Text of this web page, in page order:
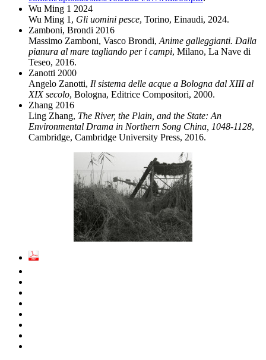
Wu Ming 1 2024
Wu Ming 1, Gli uomini pesce, Torino, Einaudi, 2024.
Zamboni, Brondi 2016
Massimo Zamboni, Vasco Brondi, Anime galleggianti. Dalla
pianura al mare tagliando per i campi, Milano, La Nave di
Teseo, 2016.
Zanotti 2000
Angelo Zanotti, Il sistema delle acque a Bologna dal XIII al
XIX secolo, Bologna, Editrice Compositori, 2000.
Zhang 2016
Ling Zhang, The River, the Plain, and the State: An
Environmental Drama in Northern Song China, 1048-1128,
Cambridge, Cambridge University Press, 2016.